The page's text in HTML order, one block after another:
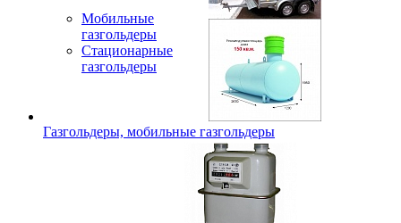
Мобильные
газгольдеры
Стационарные
газгольдеры
Газгольдеры, мобильные газгольдеры